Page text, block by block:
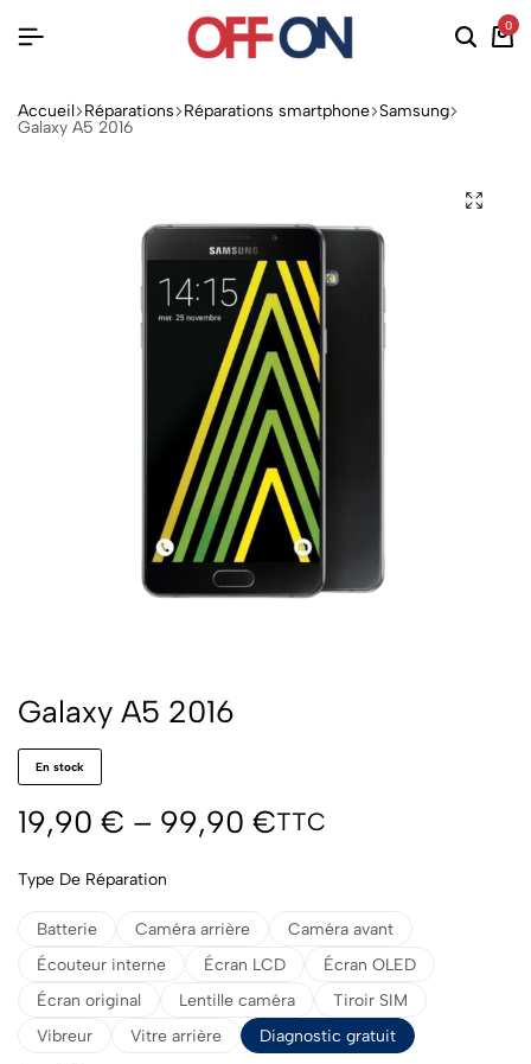
0
Accueil Réparations Réparations smartphone Samsung
Galaxy A5 2016
Galaxy A5 2016
En stock
19,90 € – 99,90 €TTC
Type De Réparation
Batterie Caméra arrière
Caméra avant
Écouteur interne
Écran LCD
Écran OLED
Écran original
Lentille caméra
Tiroir SIM
Vibreur
Vitre arrière Diagnostic gratuit